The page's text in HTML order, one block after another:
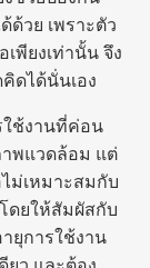
ด้วย เพราะตัว
พียงเท่านั้น จึง
ดได้นั่นเอง
ช้งานที่ค่อน
พแวดล้อม แต่
ม่เหมาะสมกับ
ดยให้สัมผัสกับ
ยุการใช้งาน